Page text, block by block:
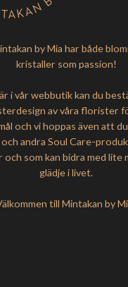
by Mia har både
kristaller som passion!
i vår webbutik kan du
av våra florister
och vi hoppas även att
andra Soul Care-
och som kan bidra med lite
glädje i livet.
till Mintakan by